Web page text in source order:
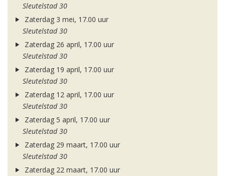
Sleutelstad 30
Zaterdag 3 mei, 17.00 uur
Sleutelstad 30
Zaterdag 26 april, 17.00 uur
Sleutelstad 30
Zaterdag 19 april, 17.00 uur
Sleutelstad 30
Zaterdag 12 april, 17.00 uur
Sleutelstad 30
Zaterdag 5 april, 17.00 uur
Sleutelstad 30
Zaterdag 29 maart, 17.00 uur
Sleutelstad 30
Zaterdag 22 maart, 17.00 uur